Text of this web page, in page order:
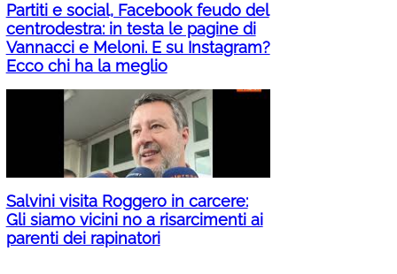
Partiti e social, Facebook feudo del
centrodestra: in testa le pagine di
Vannacci e Meloni. E su Instagram?
Ecco chi ha la meglio
Salvini visita Roggero in carcere:
Gli siamo vicini no a risarcimenti ai
parenti dei rapinatori